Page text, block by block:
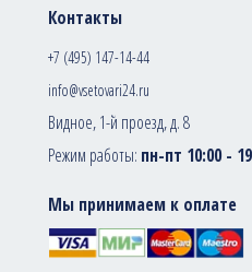
Контакты
+7 (495) 147-14-44
info@vsetovari24.ru
Видное, 1-й проезд, д. 8
Режим работы: пн-пт 10:00 -
Мы принимаем к оплате